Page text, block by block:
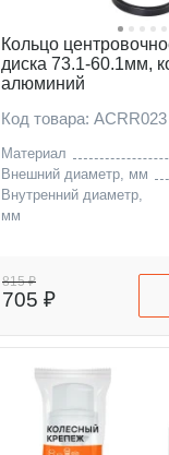
Кольцо
диска 73.1-60.1мм,
алюминий
Код товара: ACRR023
Материал
Внешний диаметр, мм
Внутренний диаметр,
мм
815 ₽
705 ₽